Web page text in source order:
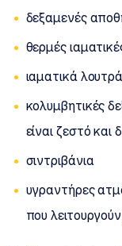
δεξαμενές
θερμές
ιαματικά λουτρά
κολυμβητικές
είναι ζεστό και
σιντριβάνια
υγραντήρες
που